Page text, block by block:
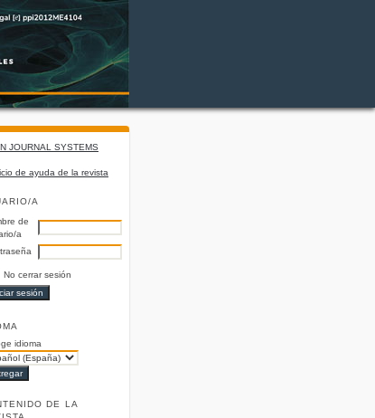
JOURNAL SYSTEMS
de ayuda de la revista
A
de
a
No cerrar sesión
idioma
DE LA